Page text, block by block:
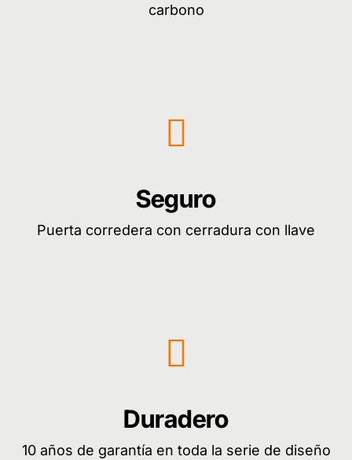
carbono
Seguro
Puerta corredera con cerradura con llave
Duradero
10 años de garantía en toda la serie de diseño